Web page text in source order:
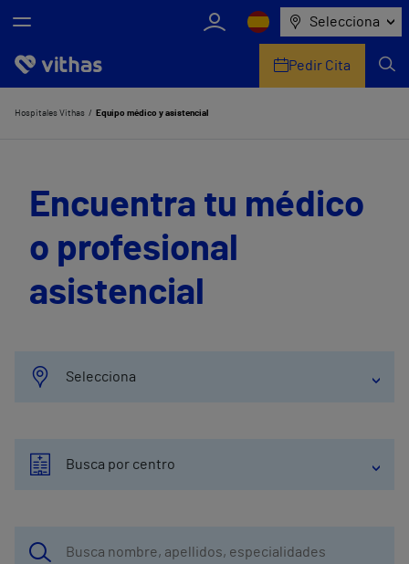
Selecciona
Nosotros
Servicios de salud
Equipo médico y asistencial
Información útil
Pedir Cita
Hospitales Vithas Equipo médico y asistencial
Encuentra tu médico
o profesional
asistencial
Selecciona
Busca por centro